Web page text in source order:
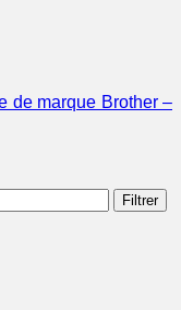
de marque Brother –
Filtrer